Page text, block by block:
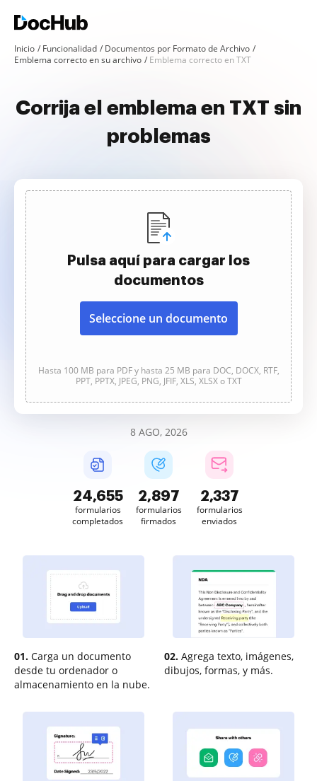
Inicio Funcionalidad
Documentos por Formato de Archivo
Emblema correcto en su archivo
Emblema correcto en TXT
Corrija el emblema en TXT sin
problemas
Pulsa aquí para cargar los
documentos
Seleccione un documento
Hasta 100 MB para PDF y hasta 25 MB para DOC, DOCX, RTF,
PPT, PPTX, JPEG, PNG, JFIF, XLS, XLSX o TXT
8 AGO, 2026
24,656
formularios
completados
2,897
formularios
firmados
2,337
formularios
enviados
01. Carga un documento
desde tu ordenador o
almacenamiento en la nube.
02. Agrega texto, imágenes,
dibujos, formas, y más.